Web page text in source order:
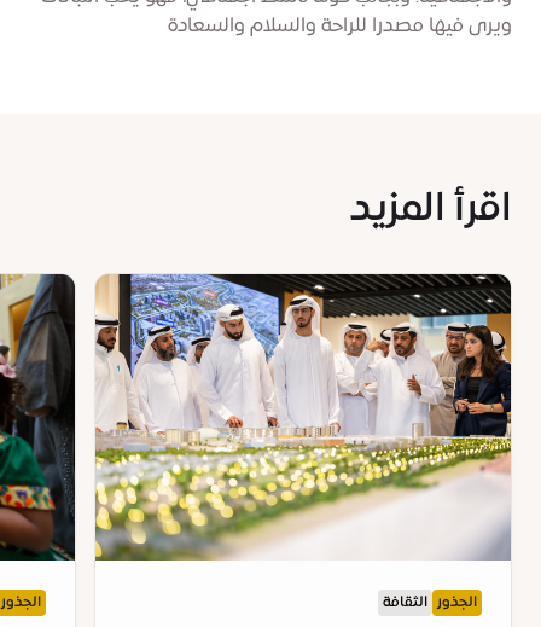
ويرى فيها مصدرا للراحة والسلام والسعادة
اقرأ المزيد
الجذور الثقافة الجذور